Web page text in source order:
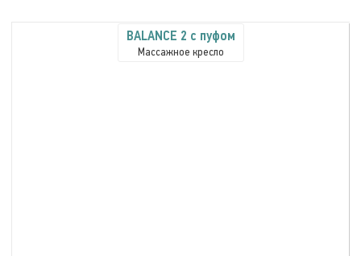
BALANCE 2 с пуфом
Массажное кресло